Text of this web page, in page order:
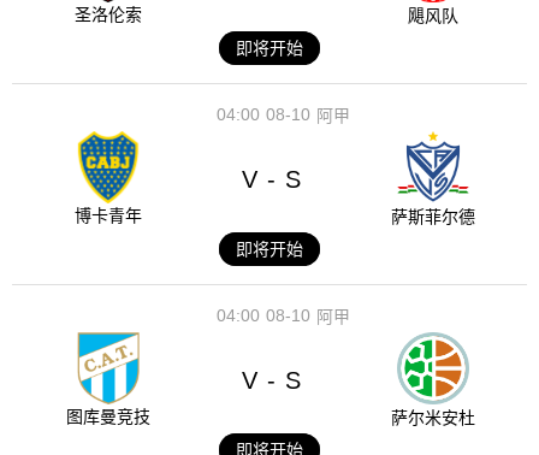
圣洛伦索
飓风队
即将开始
08-10
04:00 阿甲
博卡青年
V - S
萨斯菲尔德
即将开始
08-10
04:00 阿甲
图库曼竞技
V - S
萨尔米安杜
即将开始